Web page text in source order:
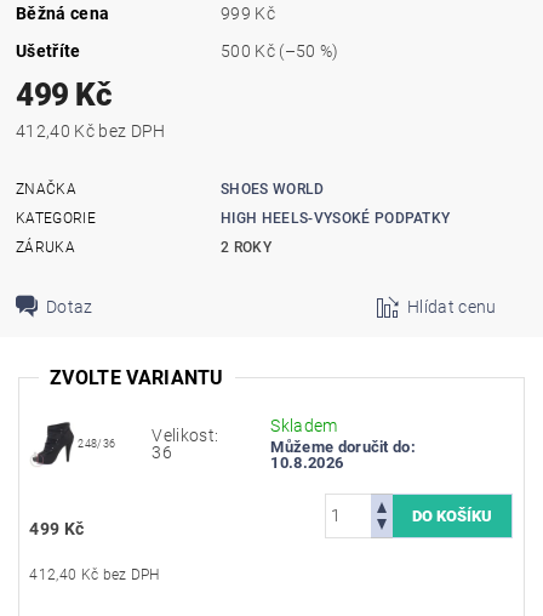
Běžná cena
999 Kč
Ušetříte
500 Kč (–50 %)
499 Kč
412,40 Kč bez DPH
ZNAČKA
SHOES WORLD
KATEGORIE
HIGH HEELS-VYSOKÉ PODPATKY
ZÁRUKA
2 ROKY
Dotaz Hlídat cenu
ZVOLTE VARIANTU
248/36
Velikost:
36
Skladem
Můžeme doručit do:
10.8.2026
499 Kč
412,40 Kč bez DPH